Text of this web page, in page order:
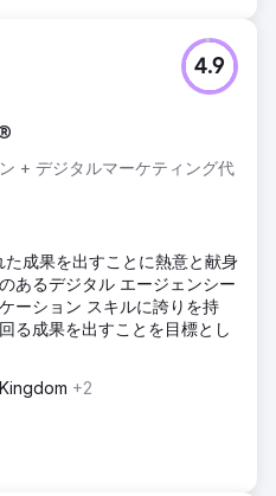
+ デジタルマーケティング代
4.9
成果を出すことに熱意と献身
あるデジタル エージェンシー
ーション スキルに誇りを持
る成果を出すことを目標とし
+2